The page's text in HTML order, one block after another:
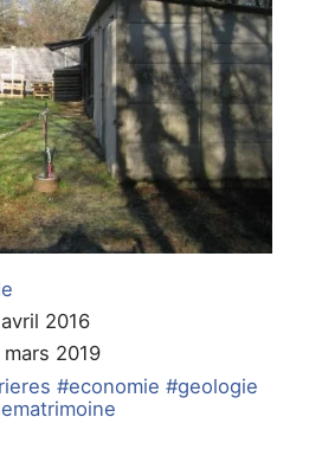
2016
2019
#economie #geologie